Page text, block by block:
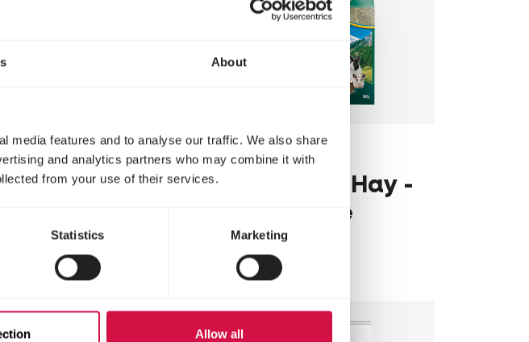
About
media features and to analyse our traffic. We also share
and analytics partners who may combine it with
from your use of their services.
Statistics Marketing
Allow all
VERSELE-LAGA
Natural Wood -
Presspack
Houtvezel
VERSELE-LAGA
Mountain Hay -
Camomile
Hooi met kamille